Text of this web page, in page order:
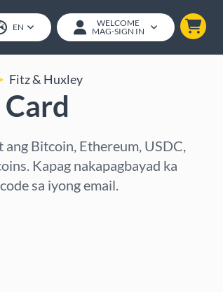
EN
WELCOME
MAG-SIGN IN
Fitz & Huxley
Bitcoin, Ethereum, USDC,
Kapag nakapagbayad ka
sa iyong email.